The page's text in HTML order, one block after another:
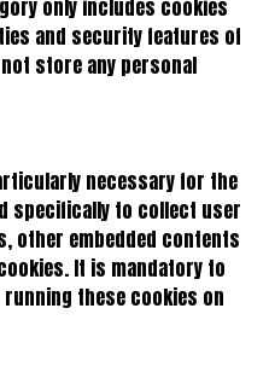
only includes cookies
and security features of
store any personal
necessary for the
specifically to collect user
other embedded contents
It is mandatory to
these cookies on